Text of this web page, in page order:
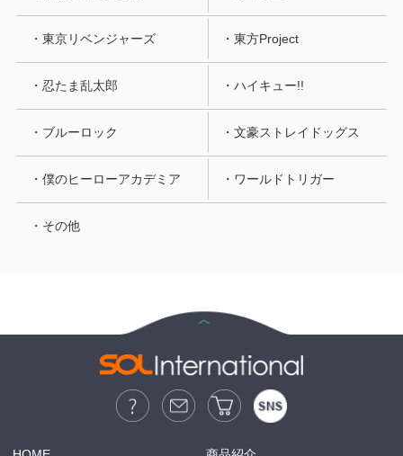
・東京リベンジャーズ ・東方Project
・忍たま乱太郎 ・ハイキュー!!
・ブルーロック ・文豪ストレイドッグス
・僕のヒーローアカデミア ・ワールドトリガー
・その他